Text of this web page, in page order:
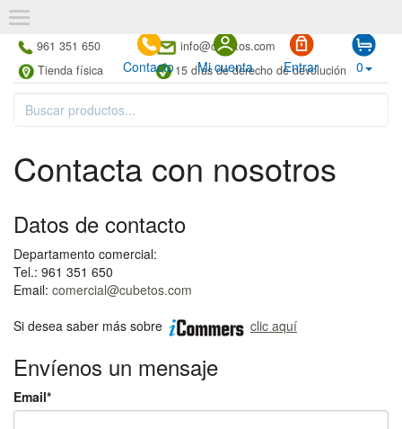
961 351 650
info@cubetos.com
Tienda física
15 días de derecho de devolución
Contacto Mi cuenta Entrar 0
Contacta con nosotros
Datos de contacto
Departamento comercial:
Tel.: 961 351 650
Email: comercial@cubetos.com
Si desea saber más sobre
clic aquí
Envíenos un mensaje
Email*